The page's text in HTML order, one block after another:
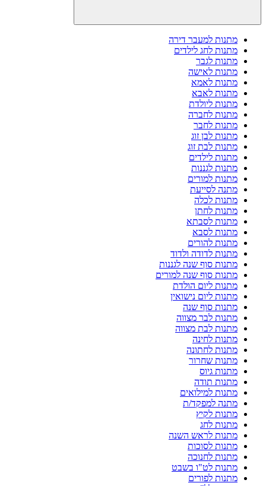
מתנות למעבר דירה
מתנות לחג לילדים
מתנות לגבר
מתנות לאישה
מתנות לאמא
מתנות לאבא
מתנות ליולדת
מתנות לחברה
מתנות לחבר
מתנות לבן זוג
מתנות לבת זוג
מתנות לילדים
מתנות לגננות
מתנות למורים
מתנה לסייעת
מתנות לכלה
מתנות לחתן
מתנות לסבתא
מתנות לסבא
מתנות להורים
מתנות לדודה ולדוד
מתנות סוף שנה לגננות
מתנות סוף שנה למורים
מתנות ליום הולדת
מתנות ליום נישואין
מתנות סוף שנה
מתנות לבר מצווה
מתנות לבת מצווה
מתנות לחינה
מתנות לחתונה
מתנות שחרור
מתנות גיוס
מתנות תודה
מתנות למילואים
מתנה למפקד/ת
מתנות לקיץ
מתנות לחג
מתנות לראש השנה
מתנות לסוכות
מתנות לחנוכה
מתנות לט"ו בשבט
מתנות לפורים